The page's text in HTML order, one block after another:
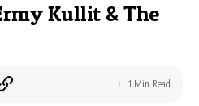
Kullit & The
1 Min Read